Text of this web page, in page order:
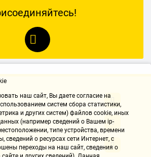
наш cайт, Вы даете согласие на
систем сбора статистики,
и других систем) файлов cookie, иных
(например сведений о Вашем ip-
типе устройства, времени
сведений о ресурсах сети Интернет, с
переходы на наш сайт, сведения о